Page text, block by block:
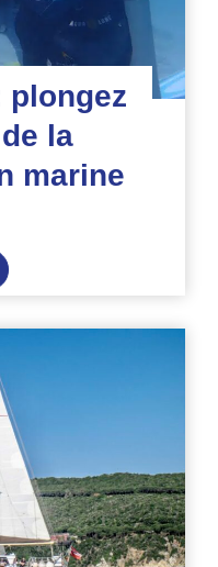
plongez
la
marine
Philippines
de